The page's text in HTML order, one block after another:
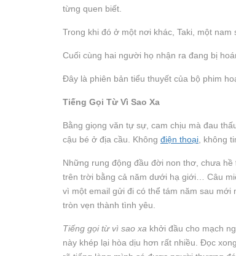
từng quen biết.
Trong khi đó ở một nơi khác, Taki, một
Cuối cùng hai người họ nhận ra đang bị
Đây là phiên bản tiểu thuyết của bộ phim
Tiếng Gọi Từ Vì Sao Xa
Bằng giọng văn tự sự, cam chịu mà đau
cậu bé ở địa cầu. Không điện thoại , không
Những rung động đầu đời non thơ, chưa
trên trời bằng cả năm dưới hạ giới… Câu
vì một email gửi đi có thể tám năm sau
tròn vẹn thành tình yêu.
Tiếng gọi từ vì sao xa khởi đầu cho mạch
này khép lại hòa dịu hơn rất nhiều. Đọc